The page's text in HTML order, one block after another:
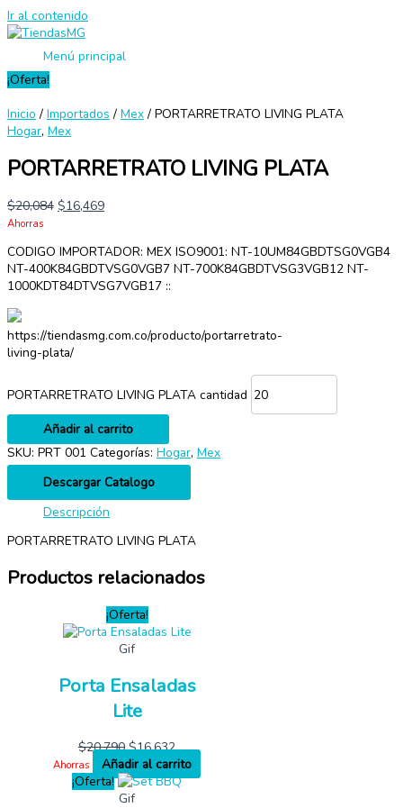
Ir al contenido
Menú principal
¡Oferta!
Inicio / Importados / Mex / PORTARRETRATO LIVING PLATA
Hogar, Mex
PORTARRETRATO LIVING PLATA
$20,084 $16,469
Ahorras
CODIGO IMPORTADOR: MEX ISO9001: NT-10UM84GBDTSG0VGB4
NT-400K84GBDTVSG0VGB7 NT-700K84GBDTVSG3VGB12 NT-
1000KDT84DTVSG7VGB17 ::
https://tiendasmg.com.co/producto/portarretrato-
living-plata/
PORTARRETRATO LIVING PLATA cantidad
Añadir al carrito
SKU: PRT 001 Categorías: Hogar, Mex
Descargar Catalogo
Descripción
PORTARRETRATO LIVING PLATA
Productos relacionados
¡Oferta!
Gif
Porta Ensaladas
Lite
$20,790 $16,632
Ahorras
Añadir al carrito
¡Oferta!
Gif